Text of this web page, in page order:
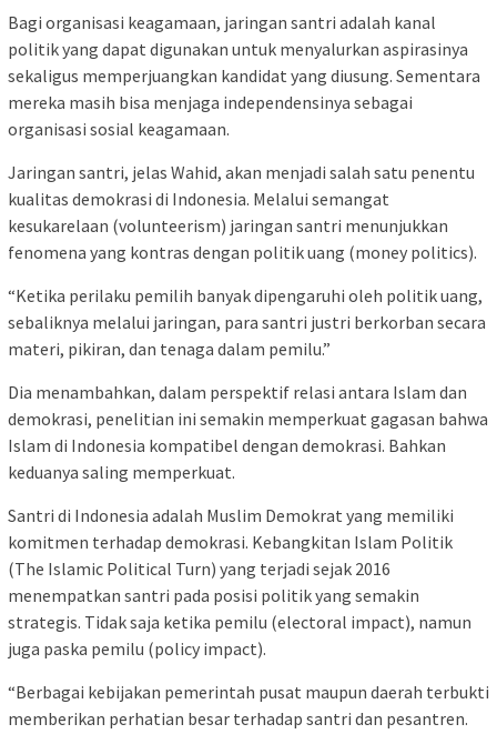
Bagi organisasi keagamaan, jaringan santri adalah kanal
politik yang dapat digunakan untuk menyalurkan aspirasinya
sekaligus memperjuangkan kandidat yang diusung. Sementara
mereka masih bisa menjaga independensinya sebagai
organisasi sosial keagamaan.
Jaringan santri, jelas Wahid, akan menjadi salah satu penentu
kualitas demokrasi di Indonesia. Melalui semangat
kesukarelaan (volunteerism) jaringan santri menunjukkan
fenomena yang kontras dengan politik uang (money politics).
“Ketika perilaku pemilih banyak dipengaruhi oleh politik uang,
sebaliknya melalui jaringan, para santri justri berkorban secara
materi, pikiran, dan tenaga dalam pemilu.”
Dia menambahkan, dalam perspektif relasi antara Islam dan
demokrasi, penelitian ini semakin memperkuat gagasan bahwa
Islam di Indonesia kompatibel dengan demokrasi. Bahkan
keduanya saling memperkuat.
Santri di Indonesia adalah Muslim Demokrat yang memiliki
komitmen terhadap demokrasi. Kebangkitan Islam Politik
(The Islamic Political Turn) yang terjadi sejak 2016
menempatkan santri pada posisi politik yang semakin
strategis. Tidak saja ketika pemilu (electoral impact), namun
juga paska pemilu (policy impact).
“Berbagai kebijakan pemerintah pusat maupun daerah terbukti
memberikan perhatian besar terhadap santri dan pesantren.